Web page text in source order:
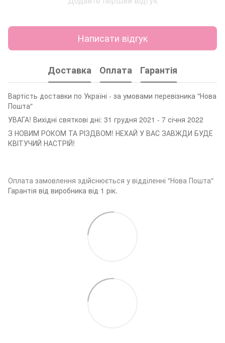
Написати відгук
Доставка Оплата Гарантія
Вартість доставки по Україні - за умовами перевізника "Нова
Пошта"
УВАГА! Вихідні святкові дні: 31 грудня 2021 - 7 січня 2022
З НОВИМ РОКОМ ТА РІЗДВОМ! НЕХАЙ У ВАС ЗАВЖДИ БУДЕ
КВІТУЧИЙ НАСТРІЙ!
Оплата замовлення здійснюється у відділенні "Нова Пошта"
Гарантія від виробника від 1 рік.